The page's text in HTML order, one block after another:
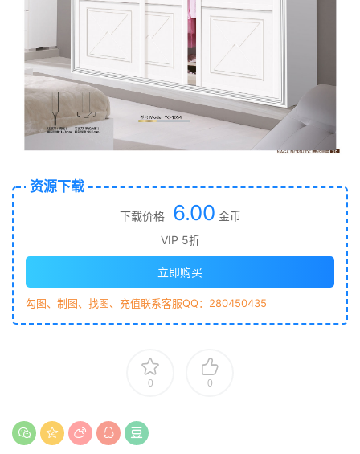
资源下载
下载价格 6.00 金币
VIP 5折
立即购买
勾图、制图、找图、充值联系客服QQ：280450435
0 0